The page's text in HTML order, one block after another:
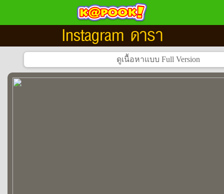
Instagram ดารา